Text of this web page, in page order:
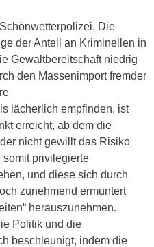
Die
der Anteil an Kriminellen in
Gewaltbereitschaft niedrig
den Massenimport fremder
lächerlich empfinden, ist
erreicht, ab dem die
nicht gewillt das Risiko
somit privilegierte
und diese sich durch
zunehmend ermuntert
herauszunehmen.
Politik und die
beschleunigt, indem die